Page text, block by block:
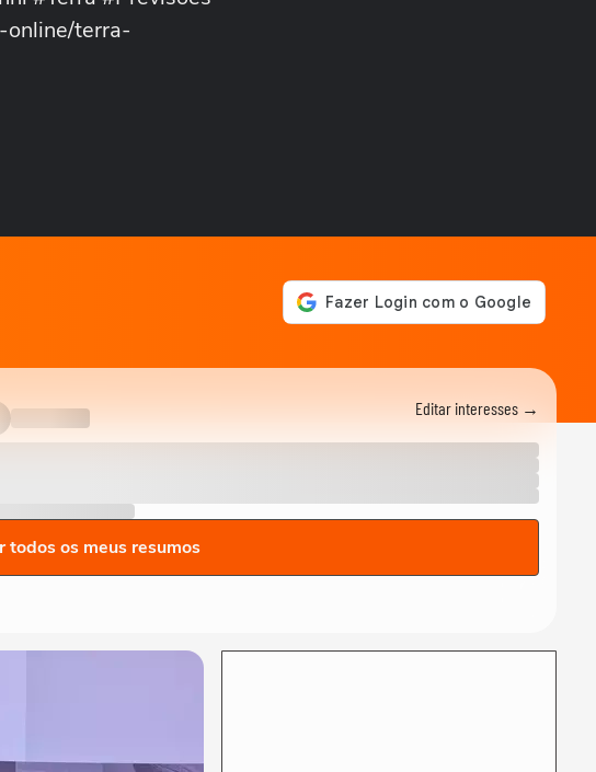
online/terra-
signos que mais se
ANDRÉ MANTOVANNI
André Mantovanni revela o
que os astros reservam para
ANDRÉ MANTOVANNI
Mantovanni explica as
André Mantovanni explica o
previsões da...
André Mantovanni explica o
Editar interesses →
todos os meus resumos